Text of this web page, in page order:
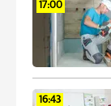
17:00
16:43